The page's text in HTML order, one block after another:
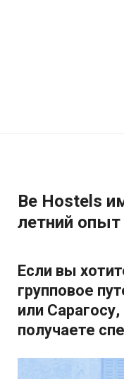
Be Hostels
летний
Если вы
групповое
или
получаете